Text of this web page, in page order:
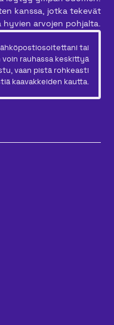
kanssa, jotka tekevät
hyvien arvojen pohjalta.
tai
rauhassa keskittyä
vaan pistä rohkeasti
kaavakkeiden kautta.